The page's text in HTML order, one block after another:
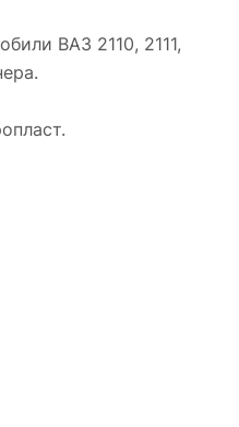
ВАЗ 2110, 2111,